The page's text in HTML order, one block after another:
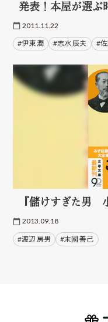
発表！本屋が選ぶ
2011.11.22
#伊東 潤 #志水 辰夫 #
『儲けすぎた男
2013.09.18
#渡辺 房男 #末國 善己